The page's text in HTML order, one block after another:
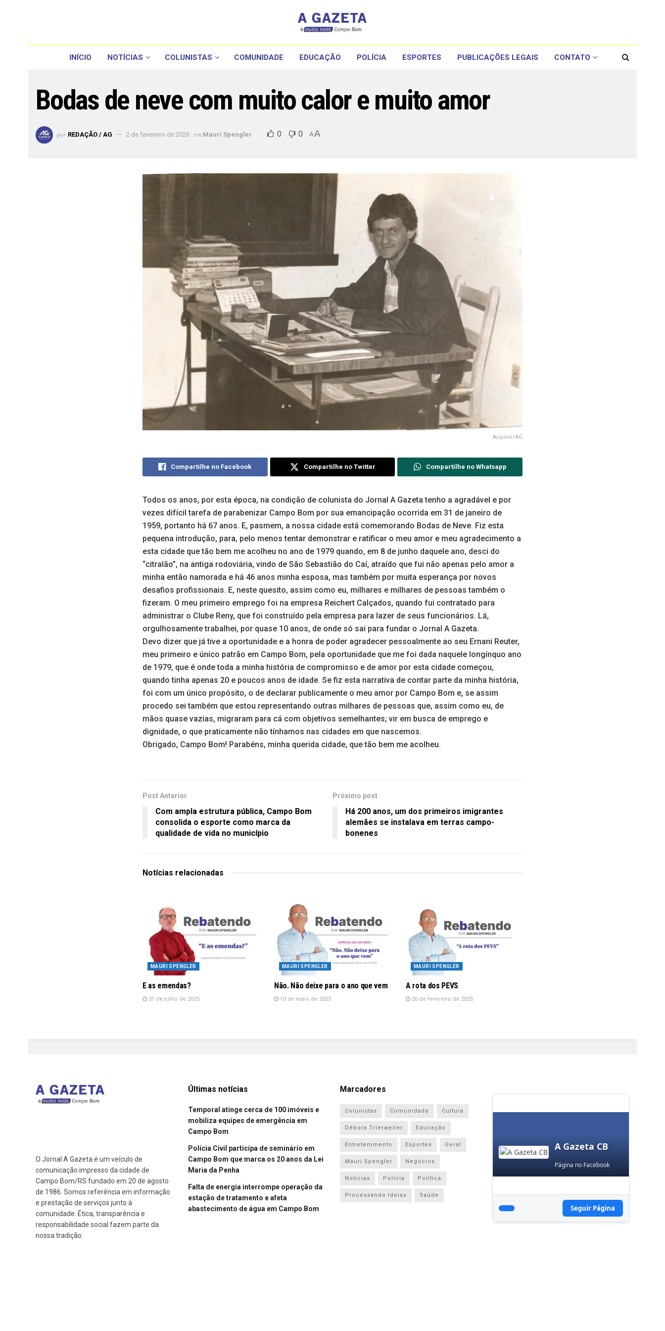
INÍCIO NOTÍCIAS COLUNISTAS COMUNIDADE EDUCAÇÃO POLÍCIA ESPORTES PUBLICAÇÕES LEGAIS CONTATO
Bodas de neve com muito calor e muito amor
por REDAÇÃO / AG 2 de fevereiro de 2026 em Mauri Spengler 0 0 AA
Arquivo/AG
Compartilhe no Facebook Compartilhe no Twitter Compartilhe no Whatsapp
Todos os anos, por esta época, na condição de colunista do Jornal A Gazeta tenho a agradável e por
vezes difícil tarefa de parabenizar Campo Bom por sua emancipação ocorrida em 31 de janeiro de
1959, portanto há 67 anos. E, pasmem, a nossa cidade está comemorando Bodas de Neve. Fiz esta
pequena introdução, para, pelo menos tentar demonstrar e ratificar o meu amor e meu agradecimento a
esta cidade que tão bem me acolheu no ano de 1979 quando, em 8 de junho daquele ano, desci do
“citralão”, na antiga rodoviária, vindo de São Sebastião do Caí, atraído que fui não apenas pelo amor a
minha então namorada e há 46 anos minha esposa, mas também por muita esperança por novos
desafios profissionais. E, neste quesito, assim como eu, milhares e milhares de pessoas também o
fizeram. O meu primeiro emprego foi na empresa Reichert Calçados, quando fui contratado para
administrar o Clube Reny, que foi construído pela empresa para lazer de seus funcionários. Lá,
orgulhosamente trabalhei, por quase 10 anos, de onde só sai para fundar o Jornal A Gazeta.
Devo dizer que já tive a oportunidade e a honra de poder agradecer pessoalmente ao seu Ernani Reuter,
meu primeiro e único patrão em Campo Bom, pela oportunidade que me foi dada naquele longínquo ano
de 1979, que é onde toda a minha história de compromisso e de amor por esta cidade começou,
quando tinha apenas 20 e poucos anos de idade. Se fiz esta narrativa de contar parte da minha história,
foi com um único propósito, o de declarar publicamente o meu amor por Campo Bom e, se assim
procedo sei também que estou representando outras milhares de pessoas que, assim como eu, de
mãos quase vazias, migraram para cá com objetivos semelhantes; vir em busca de emprego e
dignidade, o que praticamente não tínhamos nas cidades em que nascemos.
Obrigado, Campo Bom! Parabéns, minha querida cidade, que tão bem me acolheu.
Post Anterior
Com ampla estrutura pública, Campo Bom
consolida o esporte como marca da
qualidade de vida no município
Próximo post
Há 200 anos, um dos primeiros imigrantes
alemães se instalava em terras campo-
bonenes
Notícias relacionadas
MAURI SPENGLER
E as emendas?
31 de julho de 2025
MAURI SPENGLER
Não. Não deixe para o ano que vem
10 de maio de 2025
MAURI SPENGLER
A rota dos PEVS
20 de fevereiro de 2025
O Jornal A Gazeta é um veículo de
comunicação impresso da cidade de
Campo Bom/RS fundado em 20 de agosto
de 1986. Somos referência em informação
e prestação de serviços junto à
comunidade. Ética, transparência e
responsabilidade social fazem parte da
nossa tradição.
Últimas notícias
Temporal atinge cerca de 100 imóveis e
mobiliza equipes de emergência em
Campo Bom
Polícia Civil participa de seminário em
Campo Bom que marca os 20 anos da Lei
Maria da Penha
Falta de energia interrompe operação da
estação de tratamento e afeta
abastecimento de água em Campo Bom
Marcadores
Colunistas Comunidade Cultura
Débora Trierweiler Educação
Entretenimento Esportes Geral
Mauri Spengler Negócios
Notícias Polícia Política
Processando Ideias Saúde
A Gazeta CB
Página no Facebook
Seguir Página